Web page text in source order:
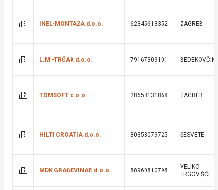
INEL-MONTAŽA d.o.o. 62345613352 ZAGREB
L.M -TRČAK d.o.o. 79167309101
TOMSOFT d.o.o. 28658131868 ZAGREB
HILTI CROATIA d.o.o. 80353079725 SESVETE
MDK GRAĐEVINAR d.o.o. 88960810798
VELIKO
TRGOVIŠĆE